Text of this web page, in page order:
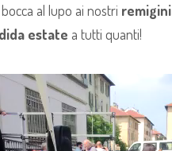
al lupo ai nostri remigini
estate a tutti quanti!